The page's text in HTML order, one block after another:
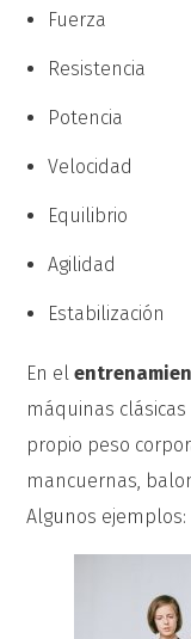
Fuerza
Resistencia
Potencia
Velocidad
Equilibrio
Agilidad
Estabilización
En el
máquinas
propio peso
mancuernas,
Algunos ejemplos: